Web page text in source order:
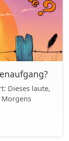
Dieses laute,
Morgens